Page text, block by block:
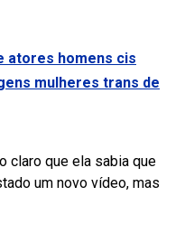
atores homens cis
mulheres trans de
claro que ela sabia que
um novo vídeo, mas